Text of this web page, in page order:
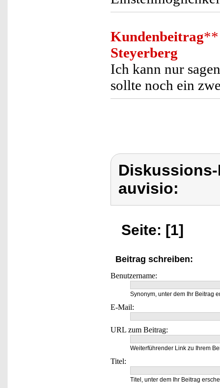
Kundenbeitrag**
Steyerberg
Ich kann nur
sollte noch ein
auvisio:
Seite: [1]
Beitrag schreiben:
Benutzername:
Synonym, unter dem Ihr Beitrag
E-Mail:
URL zum Beitrag:
Weiterführender Link zu Ihrem
Titel:
Titel, unter dem Ihr Beitrag